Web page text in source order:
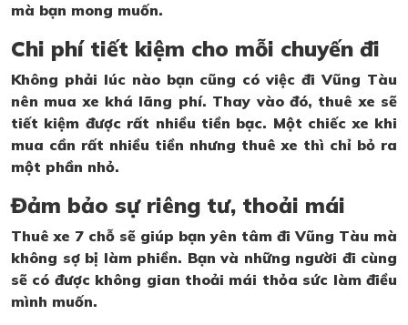
mà bạn mong muốn.
Chi phí tiết kiệm cho mỗi chuyến đi
Không phải lúc nào bạn cũng có việc đi Vũng Tàu
nên mua xe khá lãng phí. Thay vào đó, thuê xe sẽ
tiết kiệm được rất nhiều tiền bạc. Một chiếc xe khi
mua cần rất nhiều tiền nhưng thuê xe thì chỉ bỏ ra
một phần nhỏ.
Đảm bảo sự riêng tư, thoải mái
Thuê xe 7 chỗ sẽ giúp bạn yên tâm đi Vũng Tàu mà
không sợ bị làm phiền. Bạn và những người đi cùng
sẽ có được không gian thoải mái thỏa sức làm điều
mình muốn.